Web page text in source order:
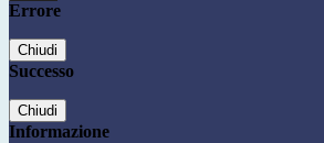
Errore
Chiudi
Successo
Chiudi
Informazione